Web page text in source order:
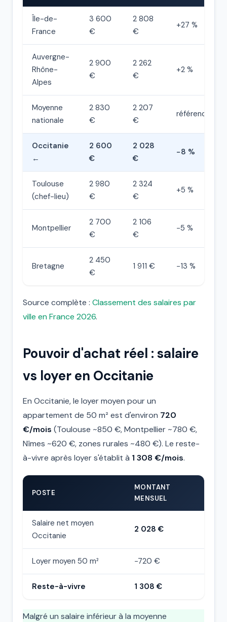
Île-de-
France
3 600
€
2 808
€
+27 %
Auvergne-
Rhône-
Alpes
2 900
€
2 262
€
+2 %
Moyenne
nationale
2 830
€
2 207
€
référence
Occitanie
←
2 600
€
2 028
€
−8 %
Toulouse
(chef-lieu)
2 980
€
2 324
€
+5 %
Montpellier
2 700
€
2 106
€
−5 %
Bretagne
2 450
€
1 911 € −13 %
Source complète : Classement des salaires par
ville en France 2026.
Pouvoir d'achat réel : salaire
vs loyer en Occitanie
En Occitanie, le loyer moyen pour un
appartement de 50 m² est d'environ 720
€/mois (Toulouse ~850 €, Montpellier ~780 €,
Nîmes ~620 €, zones rurales ~480 €). Le reste-
à-vivre après loyer s'établit à 1 308 €/mois.
POSTE
MONTANT
MENSUEL
Salaire net moyen
Occitanie
2 028 €
Loyer moyen 50 m² −720 €
Reste-à-vivre 1 308 €
Malgré un salaire inférieur à la moyenne